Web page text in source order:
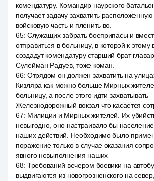
комендатуру. Командир наурского
получает задачу захватить
войсковую часть и пленить во.
65: Служащих забрать боеприпасы и
отправиться в больницу, в которой к
создадут комендатуру старший брат
Сулейман Радуев, тоже коман.
66: Отрядом он должен захватить на
Кизляра как можно больше Мирных
больницу, а после этого идти захватывать
Железнодорожный вокзал что касается
67: Милиции и Мирных жителей. Их
невыгодно, оно настраивало бы
наших действий. Необходимо было
поражение только в случае оказания
явного невыполнения наших
68: Требований вечером боевики на
выдвигаются из новогрозненского на